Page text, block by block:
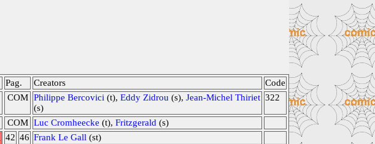
Pag. Creators
Code
COM Philippe Bercovici (t), Eddy Zidrou (s), Jean-Michel Thiriet
(s)
322
COM Luc Cromheecke (t), Fritzgerald (s)
42 46 Frank Le Gall (st)